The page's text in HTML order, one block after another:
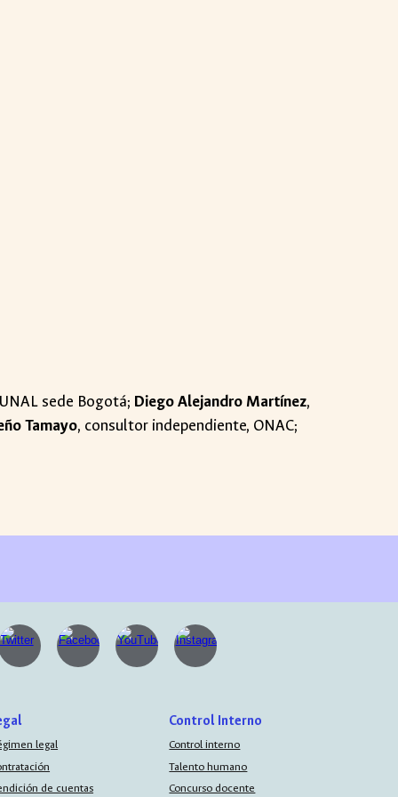
sede Bogotá; Diego Alejandro Martínez,
Tamayo, consultor independiente, ONAC;
legal
de cuentas
Control Interno
Control interno
Talento humano
Concurso docente